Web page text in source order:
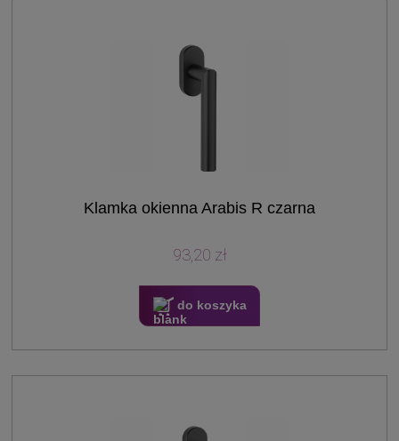
Klamka okienna Arabis R czarna
93,20 zł
do koszyka